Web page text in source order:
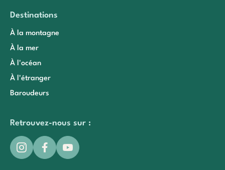
Destinations
À la montagne
À la mer
À l'océan
À l'étranger
Baroudeurs
Retrouvez-nous sur :